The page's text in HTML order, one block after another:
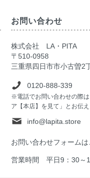
お問い合わせ
株式会社 LA・PITA
〒510-0958
三重県四日市市小古曽2
0120-888-339
※電話でお問い合わせの際
ア【本店】を見て」とお伝え
info@lapita.store
お問い合わせフォームは
営業時間 平日9：30～